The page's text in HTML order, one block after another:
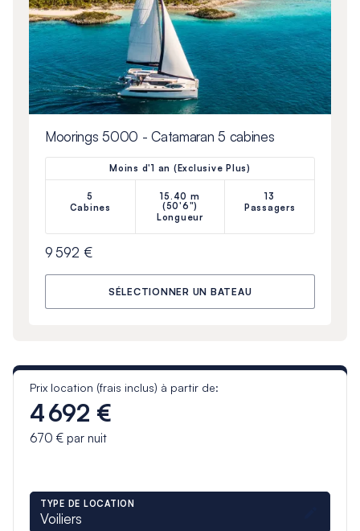
Moorings 5000 - Catamaran 5 cabines
Moins d'1 an (Exclusive Plus)
5
Cabines
15.40 m
(50'6")
Longueur
13
Passagers
9 592 €
SÉLECTIONNER UN BATEAU
Prix location (frais inclus) à partir de:
4 692 €
670 €par nuit
TYPE DE LOCATION
Voiliers